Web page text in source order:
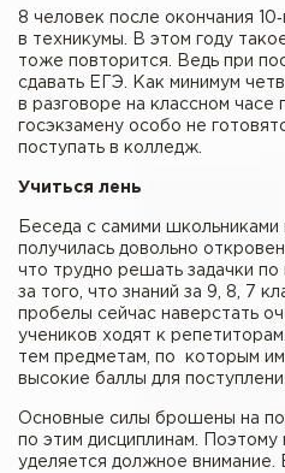
8 человек после окончания
в техникумы. В этом году
тоже повторится. Ведь при
сдавать ЕГЭ. Как минимум
в разговоре на классном часе
госэкзамену особо не
поступать в колледж.
Учиться лень
Беседа с самими школьниками
получилась довольно
что трудно решать задачки
за того, что знаний за 9, 8, 7
пробелы сейчас наверстать
учеников ходят к
тем предметам, по которым
высокие баллы для
Основные силы брошены на
по этим дисциплинам.
уделяется должное внимание.